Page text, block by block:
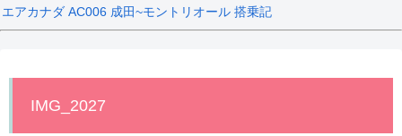
エアカナダ AC006 成田~モントリオール 搭乗記
IMG_2027